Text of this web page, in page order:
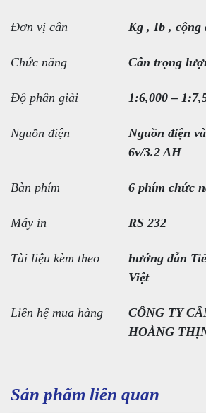
Đơn vị cân Kg , Ib , cộng
Chức năng Cân trọng
Độ phân giải 1:6,000 –
Nguồn điện
Nguồn điện
6v/3.2 AH
Bàn phím 6 phím chức
Máy in RS 232
Tài liệu kèm theo
hướng dẫn
Việt
Liên hệ mua hàng
CÔNG TY
HOÀNG
Sản phẩm liên quan